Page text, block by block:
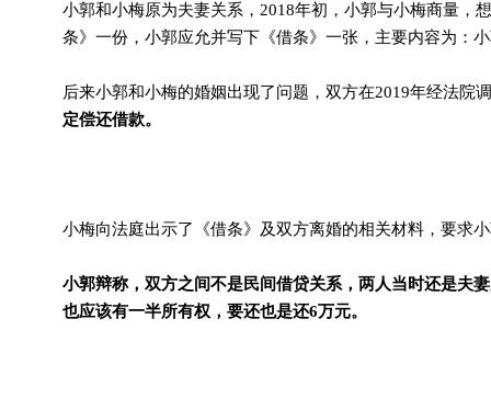
小郭和小梅原为夫妻关系，2018年初，小郭与小梅商量，
条》一份，小郭应允并写下《借条》一张，主要内容为：
后来小郭和小梅的婚姻出现了问题，双方在2019年经法院
定偿还借款。
小梅向法庭出示了《借条》及双方离婚的相关材料，要求
小郭辩称，双方之间不是民间借贷关系，两人当时还是夫
也应该有一半所有权，要还也是还6万元。